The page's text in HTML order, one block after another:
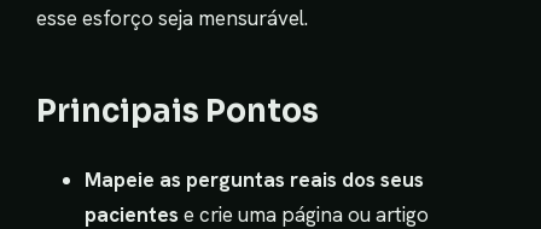
esse esforço seja mensurável.
Principais Pontos
Mapeie as perguntas reais dos seus
pacientes e crie uma página ou artigo